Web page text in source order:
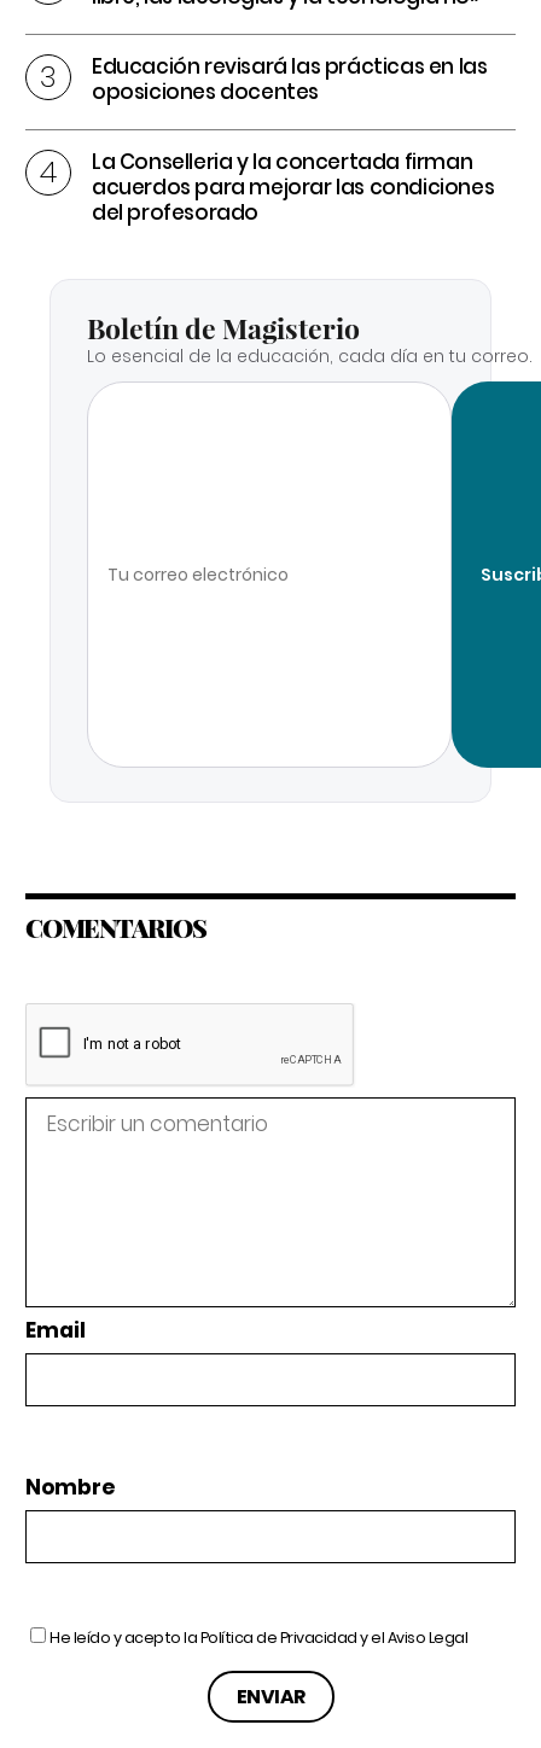
Educación revisará las prácticas en las
oposiciones docentes
La Conselleria y la concertada firman
acuerdos para mejorar las condiciones
del profesorado
Boletín de Magisterio
Lo esencial de la educación, cada día en tu correo.
COMENTARIOS
Email
Nombre
He leído y acepto laPolítica de Privacidady elAviso Legal